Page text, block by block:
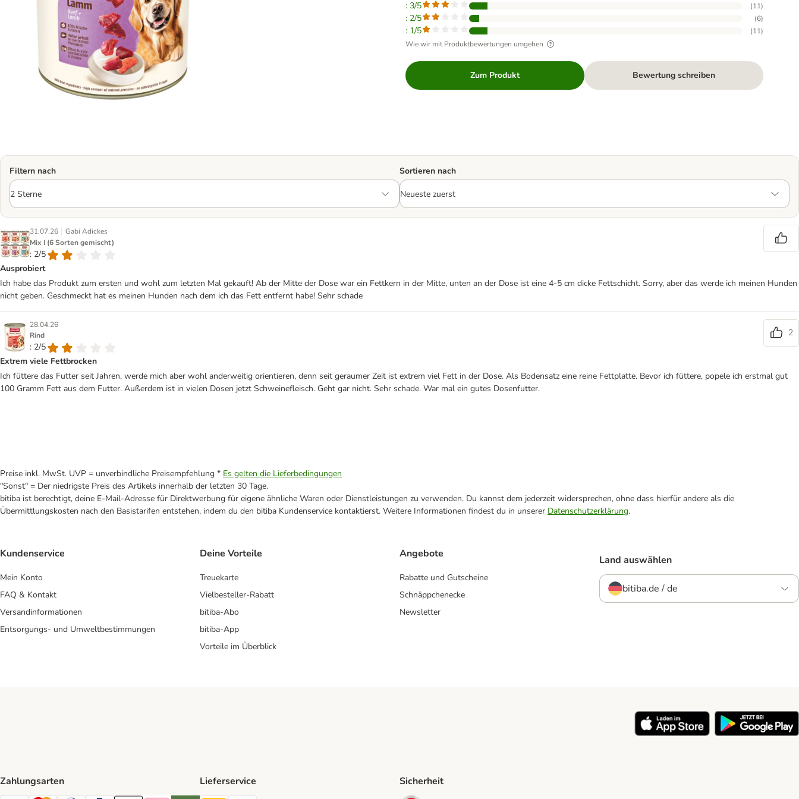
: 3/5 (11)
: 2/5 (6)
: 1/5 (11)
Wie wir mit Produktbewertungen umgehen
Zum Produkt Bewertung schreiben
Filtern nach Sortieren nach
31.07.26 | Gabi Adickes
Mix I (6 Sorten gemischt)
: 2/5
Ausprobiert
Ich habe das Produkt zum ersten und wohl zum letzten Mal gekauft! Ab der Mitte der Dose war ein Fettkern in der Mitte, unten an der Dose ist eine 4-5 cm dicke Fettschicht. Sorry, aber das werde ich meinen Hunden
nicht geben. Geschmeckt hat es meinen Hunden nach dem ich das Fett entfernt habe! Sehr schade
28.04.26
Rind
: 2/5
2
Extrem viele Fettbrocken
Ich füttere das Futter seit Jahren, werde mich aber wohl anderweitig orientieren, denn seit geraumer Zeit ist extrem viel Fett in der Dose. Als Bodensatz eine reine Fettplatte. Bevor ich füttere, popele ich erstmal gut
100 Gramm Fett aus dem Futter. Außerdem ist in vielen Dosen jetzt Schweinefleisch. Geht gar nicht. Sehr schade. War mal ein gutes Dosenfutter.
Preise inkl. MwSt. UVP = unverbindliche Preisempfehlung * Es gelten die Lieferbedingungen
"Sonst" = Der niedrigste Preis des Artikels innerhalb der letzten 30 Tage.
bitiba ist berechtigt, deine E-Mail-Adresse für Direktwerbung für eigene ähnliche Waren oder Dienstleistungen zu verwenden. Du kannst dem jederzeit widersprechen, ohne dass hierfür andere als die
Übermittlungskosten nach den Basistarifen entstehen, indem du den bitiba Kundenservice kontaktierst. Weitere Informationen findest du in unserer Datenschutzerklärung.
Kundenservice
Mein Konto
FAQ & Kontakt
Versandinformationen
Entsorgungs- und Umweltbestimmungen
Deine Vorteile
Treuekarte
Vielbesteller-Rabatt
bitiba-Abo
bitiba-App
Vorteile im Überblick
Angebote
Rabatte und Gutscheine
Schnäppchenecke
Newsletter
Land auswählen
bitiba.de / de
Zahlungsarten Lieferservice Sicherheit